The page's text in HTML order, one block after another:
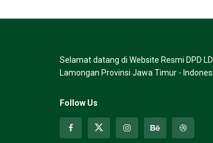
Selamat datang di Website Resmi DPD
Lamongan Provinsi Jawa Timur -
Follow Us